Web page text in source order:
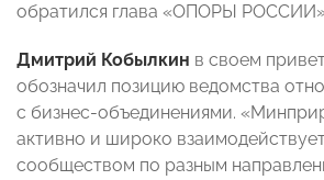
обратился глава «ОПОРЫ
Дмитрий Кобылкин в своем
обозначил позицию ведомства
с бизнес-объединениями.
активно и широко
сообществом по разным